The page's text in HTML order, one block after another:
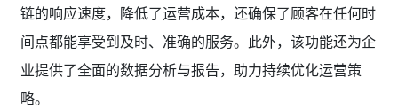
链的响应速度，降低了运营成本，还确保了顾客在任何时
间点都能享受到及时、准确的服务。此外，该功能还为企
业提供了全面的数据分析与报告，助力持续优化运营策
略。